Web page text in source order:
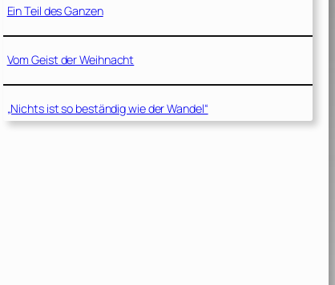
Ein Teil des Ganzen
Vom Geist der Weihnacht
„Nichts ist so beständig wie der Wandel“